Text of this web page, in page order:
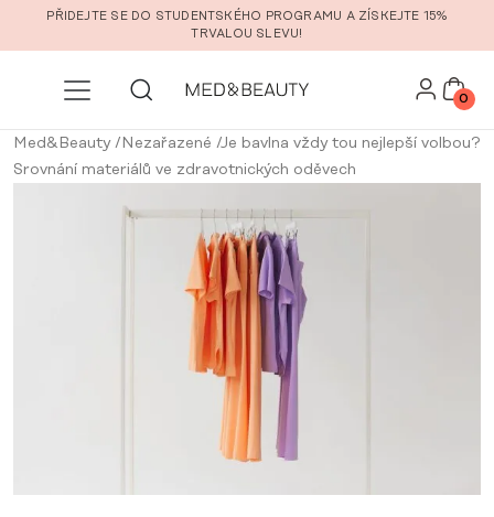
Přeskočit na hlavní obsah
PŘIDEJTE SE DO STUDENTSKÉHO PROGRAMU A ZÍSKEJTE 15%
TRVALOU SLEVU!
0
Med&Beauty/ Nezařazené /Je bavlna vždy tou nejlepší volbou?
Srovnání materiálů ve zdravotnických oděvech